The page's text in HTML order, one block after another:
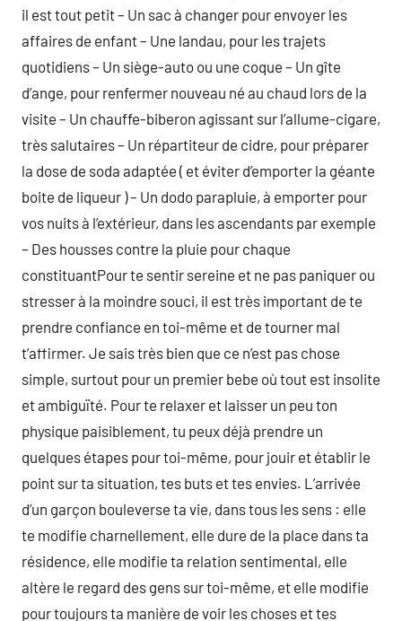
il est tout petit – Un sac à changer pour envoyer les
affaires de enfant – Une landau, pour les trajets
quotidiens – Un siège-auto ou une coque – Un gîte
d’ange, pour renfermer nouveau né au chaud lors de la
visite – Un chauffe-biberon agissant sur l’allume-cigare,
très salutaires – Un répartiteur de cidre, pour préparer
la dose de soda adaptée ( et éviter d’emporter la géante
boite de liqueur ) – Un dodo parapluie, à emporter pour
vos nuits à l’extérieur, dans les ascendants par exemple
– Des housses contre la pluie pour chaque
constituantPour te sentir sereine et ne pas paniquer ou
stresser à la moindre souci, il est très important de te
prendre confiance en toi-même et de tourner mal
t’affirmer. Je sais très bien que ce n’est pas chose
simple, surtout pour un premier bebe où tout est insolite
et ambiguïté. Pour te relaxer et laisser un peu ton
physique paisiblement, tu peux déjà prendre un
quelques étapes pour toi-même, pour jouir et établir le
point sur ta situation, tes buts et tes envies. L’arrivée
d’un garçon bouleverse ta vie, dans tous les sens : elle
te modifie charnellement, elle dure de la place dans ta
résidence, elle modifie ta relation sentimental, elle
altère le regard des gens sur toi-même, et elle modifie
pour toujours ta manière de voir les choses et tes